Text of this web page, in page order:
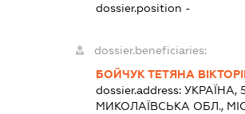
dossier.position -
dossier.beneficiaries:
БОЙЧУК ТЕТЯНА
dossier.address:УКРАЇНА,
МИКОЛАЇВСЬКА ОБЛ.,